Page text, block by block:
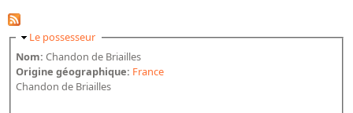
Archives orales
Bibliographies
Bibliographie sur la BnF
Masquer
Le possesseur
Nom:Chandon de Briailles
Origine géographique: France
Chandon de Briailles